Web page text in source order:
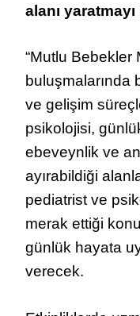
alanı
“Mutlu Bebekler
buluşmalarında
ve gelişim
psikolojisi,
ebeveynlik ve
ayırabildiği
pediatrist ve
merak ettiği
günlük hayata
verecek.